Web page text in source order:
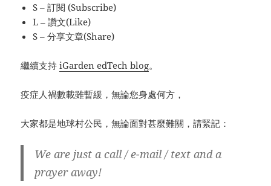
S – 訂閱 (Subscribe)
L – 讚文(Like)
S – 分享文章(Share)
繼續支持iGarden edTech blog。
疫症人禍數載雖暫緩，無論您身處何方，
大家都是地球村公民，無論面對甚麼難關，請緊記：
We are just a call / e-mail / text and a
prayer away!